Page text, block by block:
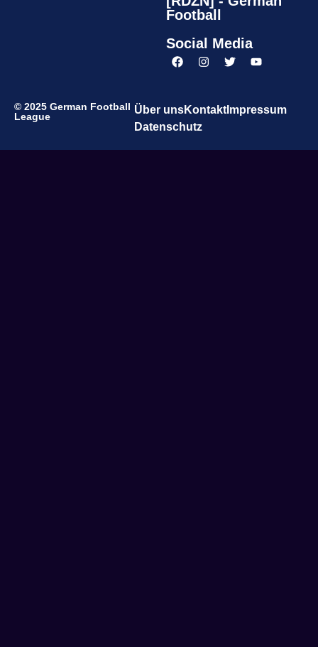
Football
Social Media
© 2025 German Football
League
Über unsKontaktImpressum
Datenschutz